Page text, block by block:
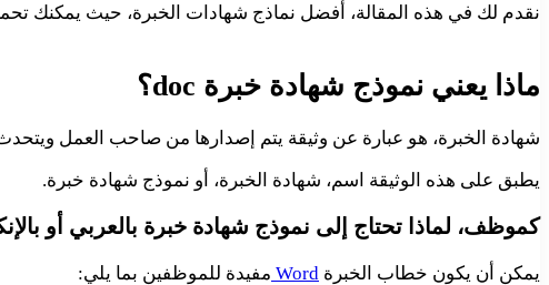
نقدم لك في هذه المقالة، أفضل نماذج شهادات الخبرة، حيث يمكنك
ماذا يعني نموذج شهادة خبرة doc؟
شهادة الخبرة، هو عبارة عن وثيقة يتم إصدارها من صاحب العمل
يطبق على هذه الوثيقة اسم، شهادة الخبرة، أو نموذج شهادة خبرة.
كموظف، لماذا تحتاج إلى نموذج شهادة خبرة بالعربي أو
يمكن أن يكون خطاب الخبرة Word مفيدة للموظفين بما يلي: